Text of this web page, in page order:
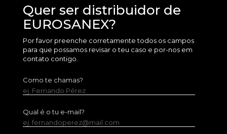
Quer ser distribuidor de
EUROSANEX?
Por favor preenche corretamente todos os campos
para que possamos revisar o teu caso e por-nos em
contato contigo.
Como te chamas?
ej. Fernando Pérez
Qual é o tu e-mail?
ej. fernandoperez@mail.com